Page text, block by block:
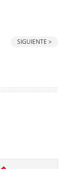
SIGUIENTE >